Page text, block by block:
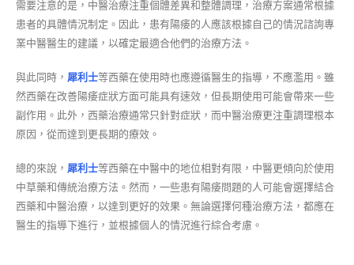
需要注意的是，中醫治療注重個體差異和整體調理，治療方案通常根據
患者的具體情況制定。因此，患有陽痿的人應該根據自己的情況諮詢專
業中醫醫生的建議，以確定最適合他們的治療方法。
與此同時， 犀利士等西藥在使用時也應遵循醫生的指導，不應濫用。雖
然西藥在改善陽痿症狀方面可能具有速效，但長期使用可能會帶來一些
副作用。此外，西藥治療通常只針對症狀，而中醫治療更注重調理根本
原因，從而達到更長期的療效。
總的來說， 犀利士等西藥在中醫中的地位相對有限，中醫更傾向於使用
中草藥和傳統治療方法。然而，一些患有陽痿問題的人可能會選擇結合
西藥和中醫治療，以達到更好的效果。無論選擇何種治療方法，都應在
醫生的指導下進行，並根據個人的情況進行綜合考慮。